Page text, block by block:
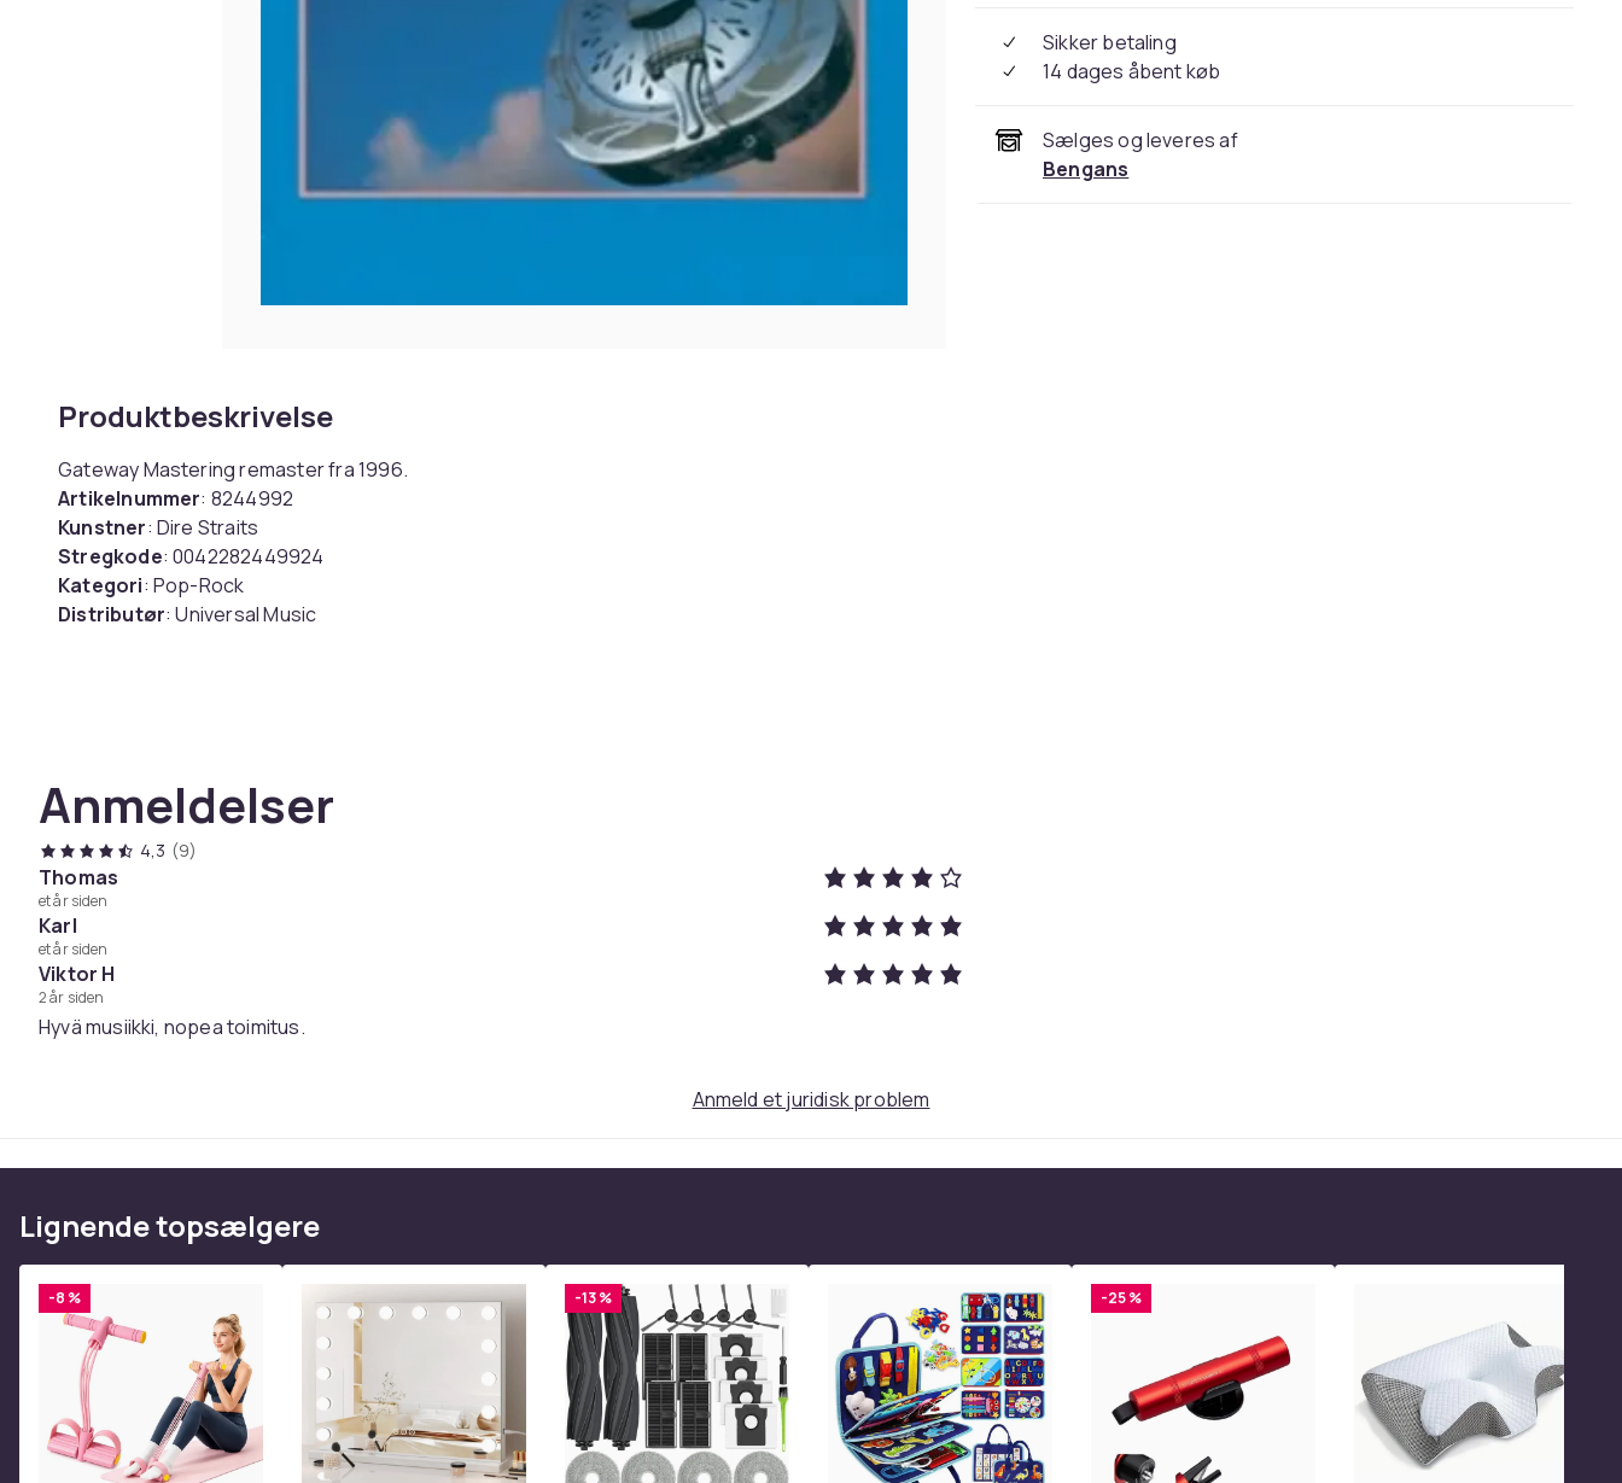
Produktbeskrivelse
Gateway Mastering remaster fra 1996.
Artikelnummer: 8244992
Kunstner: Dire Straits
Stregkode: 0042282449924
Kategori: Pop-Rock
Distributør: Universal Music
2. Money For Nothing
3. Walk Of Life
4. Your Latest Trick
5. Why Worry
6. Ride Across The River
7. Man's Too Strong
8. One World
9. Brothers In Arms
feb178fa-16b8-4759-9322-d63634e9a983
Produktsikkerhedsinformation
Anmeldelser
4,3 (9)
Thomas
et år siden
Karl
et år siden
Viktor H
2 år siden
Hyvä musiikki, nopea toimitus.
Sikker betaling
14 dages åbent køb
Sælges og leveres af
Bengans
Anmeld et juridisk problem
Lignende topsælgere
-8 % -13 % -25 %